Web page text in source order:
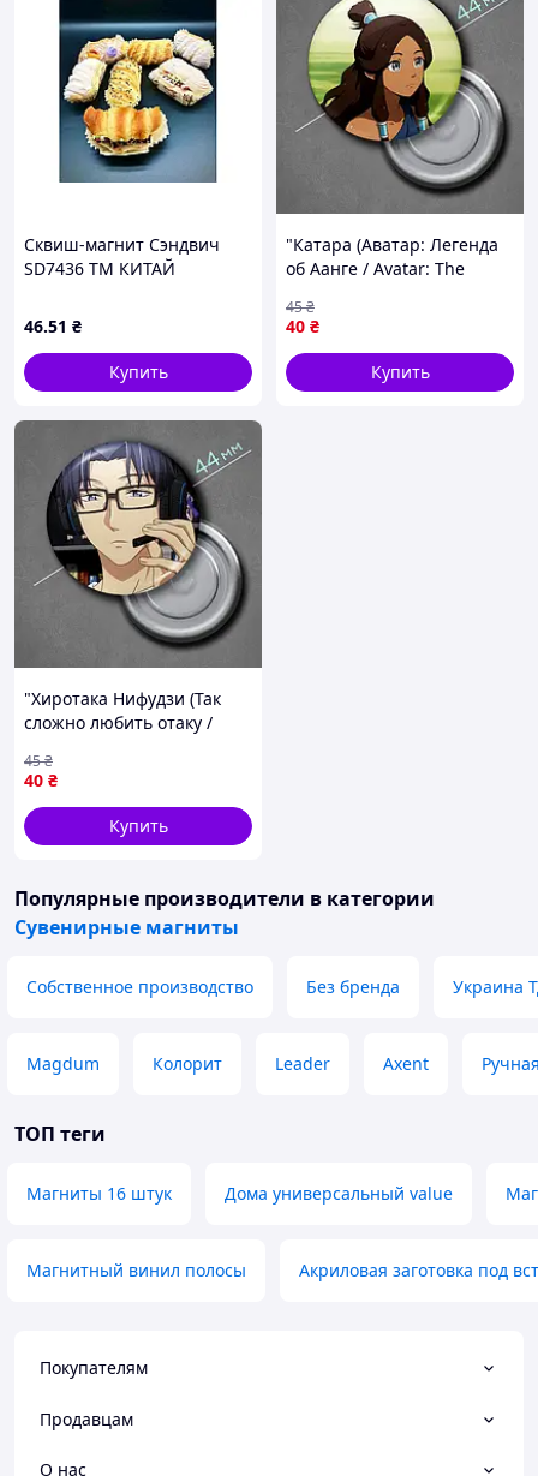
Сквиш-магнит Сэндвич
SD7436 ТМ КИТАЙ
46.51 ₴
Купить
"Катара (Аватар: Легенда
об Аанге / Avatar: The
круглый Ø44 мм
40 ₴
45₴
Купить
"Хиротака Нифудзи (Так
сложно любить отаку /
магнит круглый Ø44 мм
40 ₴
45₴
Купить
Популярные производители в категории
Сувенирные магниты
Собственное производство Без бренда Украина
Magdum Колорит Leader Axent
ТОП теги
Магниты 16 штук Дома универсальный value
Магнитный винил полосы Акриловая заготовка под
Покупателям
Продавцам
О нас